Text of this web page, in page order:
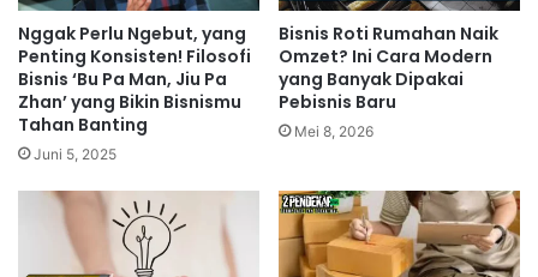
Nggak Perlu Ngebut, yang
Penting Konsisten! Filosofi
Bisnis ‘Bu Pa Man, Jiu Pa
Zhan’ yang Bikin Bisnismu
Tahan Banting
Juni 5, 2025
Bisnis Roti Rumahan Naik
Omzet? Ini Cara Modern
yang Banyak Dipakai
Pebisnis Baru
Mei 8, 2026